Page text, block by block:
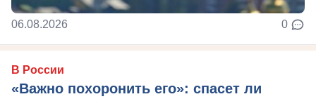
06.08.2026 0
В России
«Важно похоронить его»: спасет ли